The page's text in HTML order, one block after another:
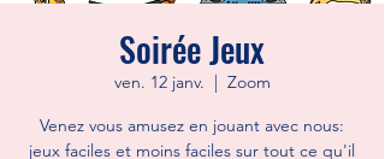
Soirée Jeux
ven. 12 janv.
  |
Zoom
Venez vous amusez en jouant avec nous:
jeux faciles et moins faciles sur tout ce qu'il